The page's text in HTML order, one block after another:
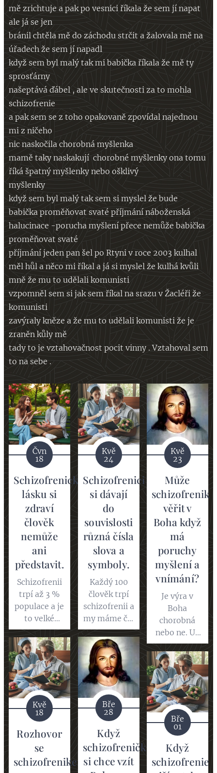
mě zrichtuje a pak po vesnici říkala že sem jí napat
ale já se jen
bránil chtěla mě do záchodu strčit a žalovala mě na
úřadech že sem jí napadl
když sem byl malý tak mi babička říkala že mě ty
sprosťárny
našeptává ďábel , ale ve skutečnosti za to mohla
schizofrenie
a pak sem se z toho opakovaně zpovídal najednou
mi z ničeho
nic naskočila chorobná myšlenka
mamě taky naskakují chorobné myšlenky ona tomu
říká špatný myšlenky nebo ošklivý
myšlenky
když sem byl malý tak sem si myslel že bude
babička proměňovat svaté příjmání náboženská
halucinace -porucha myšlení přece nemůže babička
proměňovat svaté
příjmání jeden pan šel po Rtyni v roce 2003 kulhal
měl hůl a něco mi říkal a já si myslel že kulhá kvůli
mně že mu to udělali komunisti
vzpomněl sem si jak sem říkal na srazu v Žacléři že
komunisti
zavýraly kněze a že mu to udělali komunisti že je
zraněn kůly mě
tady to je vztahovačnost pocit vinny . Vztahoval sem
to na sebe .
Čvn
18
Schizofrenickou
lásku si
zdraví
člověk
nemůže
ani
představit.
Schizofrenii
trpí až 3 %
populace a je
to velké
číslo, ale jak
prožívají
lásku
vzrušení a
všechny ty
věci okolo si
totiž zdravý
člověk
nedokáže
představit.
Kvě
24
Schizofrenici
si dávají
do
souvislosti
různá čísla
slova a
symboly.
Každý 100
člověk trpí
schizofrenii a
my máme čp.
100 nebo
schizofrenici
přemýšlí
jinak než
zdravý
jedinci ale
kdo je dnes
duševně
zdraví že.
Vidíte že
svatý Václav
má svátek
Kvě
23
Může
schizofrenik
věřit v
Boha když
má
poruchy
myšlení a
vnímání?
Je výra v
Boha
chorobná
nebo ne. Už
čekám že mi
řeknete že ty
hlasy co slyší
schizofrenici
jsou od Boha
já jako malý
říkal že je
moje máma
Johanka asi
jsem myslel
ta z arku co
Kvě
18
Rozhovor
se
schizofrenikem
Bře
28
Když
schizofrenička
si chce vzít
Bře
01
Když
schizofrenie